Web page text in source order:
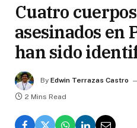
Cuatro
asesinados en
han sido
By Edwin Terrazas Castro
2 Mins Read